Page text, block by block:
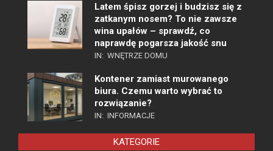
Latem śpisz gorzej i budzisz się z
zatkanym nosem? To nie zawsze
wina upałów – sprawdź, co
naprawdę pogarsza jakość snu
IN: WNĘTRZE DOMU
Kontener zamiast murowanego
biura. Czemu warto wybrać to
rozwiązanie?
IN: INFORMACJE
KATEGORIE